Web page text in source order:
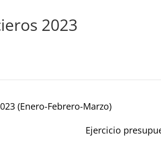
2023
(Enero-Febrero-Marzo)
Ejercicio